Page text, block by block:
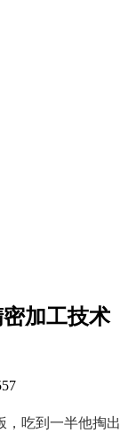
加工技术
，吃到一半他掏出